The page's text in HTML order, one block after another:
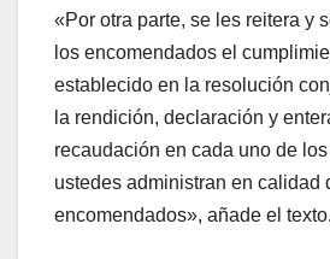
«Por otra parte, se les reitera y
los encomendados el
establecido en la resolución
la rendición, declaración y
recaudación en cada uno de
ustedes administran en calidad
encomendados», añade el texto.